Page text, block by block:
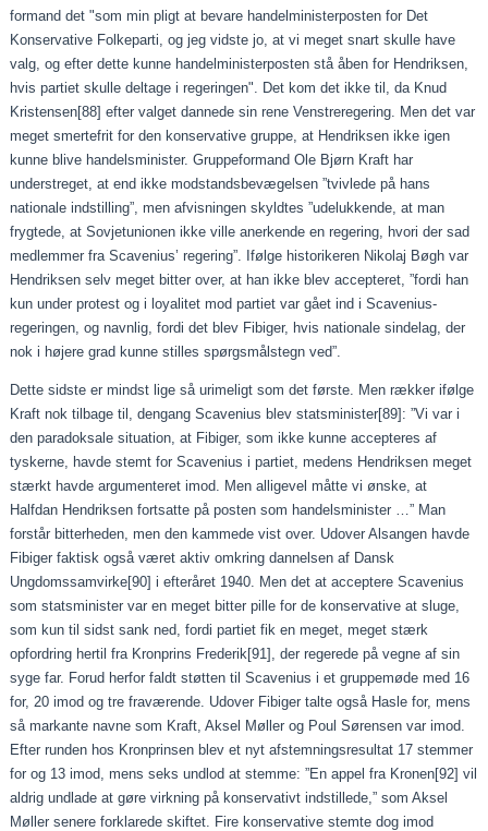
formand det "som min pligt at bevare handelministerposten for Det
Konservative Folkeparti, og jeg vidste jo, at vi meget snart skulle have
valg, og efter dette kunne handelministerposten stå åben for Hendriksen,
hvis partiet skulle deltage i regeringen". Det kom det ikke til, da Knud
Kristensen[88] efter valget dannede sin rene Venstreregering. Men det var
meget smertefrit for den konservative gruppe, at Hendriksen ikke igen
kunne blive handelsminister. Gruppeformand Ole Bjørn Kraft har
understreget, at end ikke modstandsbevægelsen ”tvivlede på hans
nationale indstilling”, men afvisningen skyldtes ”udelukkende, at man
frygtede, at Sovjetunionen ikke ville anerkende en regering, hvori der sad
medlemmer fra Scavenius’ regering”. Ifølge historikeren Nikolaj Bøgh var
Hendriksen selv meget bitter over, at han ikke blev accepteret, ”fordi han
kun under protest og i loyalitet mod partiet var gået ind i Scavenius-
regeringen, og navnlig, fordi det blev Fibiger, hvis nationale sindelag, der
nok i højere grad kunne stilles spørgsmålstegn ved”.
Dette sidste er mindst lige så urimeligt som det første. Men rækker ifølge
Kraft nok tilbage til, dengang Scavenius blev statsminister[89]: ”Vi var i
den paradoksale situation, at Fibiger, som ikke kunne accepteres af
tyskerne, havde stemt for Scavenius i partiet, medens Hendriksen meget
stærkt havde argumenteret imod. Men alligevel måtte vi ønske, at
Halfdan Hendriksen fortsatte på posten som handelsminister …” Man
forstår bitterheden, men den kammede vist over. Udover Alsangen havde
Fibiger faktisk også været aktiv omkring dannelsen af Dansk
Ungdomssamvirke[90] i efteråret 1940. Men det at acceptere Scavenius
som statsminister var en meget bitter pille for de konservative at sluge,
som kun til sidst sank ned, fordi partiet fik en meget, meget stærk
opfordring hertil fra Kronprins Frederik[91] , der regerede på vegne af sin
syge far. Forud herfor faldt støtten til Scavenius i et gruppemøde med 16
for, 20 imod og tre fraværende. Udover Fibiger talte også Hasle for, mens
så markante navne som Kraft, Aksel Møller og Poul Sørensen var imod.
Efter runden hos Kronprinsen blev et nyt afstemningsresultat 17 stemmer
for og 13 imod, mens seks undlod at stemme: ”En appel fra Kronen[92] vil
aldrig undlade at gøre virkning på konservativt indstillede,” som Aksel
Møller senere forklarede skiftet. Fire konservative stemte dog imod